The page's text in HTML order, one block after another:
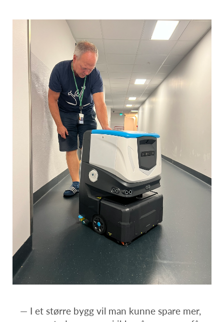
— I et større bygg vil man kunne spare mer,